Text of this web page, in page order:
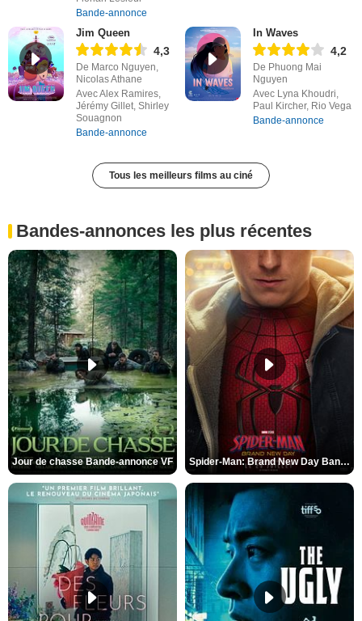
Bande-annonce
Jim Queen
4,3
De Marco Nguyen,
Nicolas Athane
Avec Alex Ramires,
Jérémy Gillet, Shirley
Souagnon
Bande-annonce
In Waves
4,2
De Phuong Mai
Nguyen
Avec Lyna Khoudri,
Paul Kircher, Rio Vega
Bande-annonce
Tous les meilleurs films au ciné
Bandes-annonces les plus récentes
Jour de chasse Bande-annonce VF Spider-Man: Brand New Day Bande-annonce (3) VO STFR